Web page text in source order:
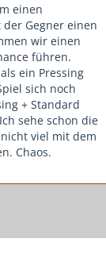
einen
Gegner einen
wir einen
führen.
ein Pressing
sich noch
+ Standard
sehe schon die
viel mit dem
Chaos.